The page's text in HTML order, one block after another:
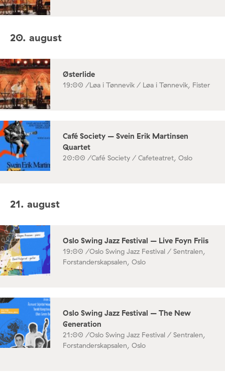
20. august
Østerlide
19:00 /Løa i Tønnevik / Løa i Tønnevik, Fister
Café Society – Svein Erik Martinsen
Quartet
20:00 /Café Society / Cafeteatret, Oslo
21. august
Oslo Swing Jazz Festival – Live Foyn Friis
19:00 /Oslo Swing Jazz Festival / Sentralen,
Forstanderskapsalen, Oslo
Oslo Swing Jazz Festival – The New
Generation
21:00 /Oslo Swing Jazz Festival / Sentralen,
Forstanderskapsalen, Oslo